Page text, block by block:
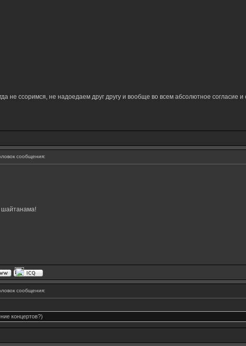
не ссоримся, не надоедаем друг другу и вообще во всем абсолютное согласие и
сообщения:
шайтанама!
сообщения:
концертов?)